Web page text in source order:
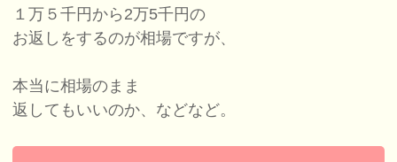
１万５千円から2万5千円の
お返しをするのが相場ですが、
本当に相場のまま
返してもいいのか、などなど。